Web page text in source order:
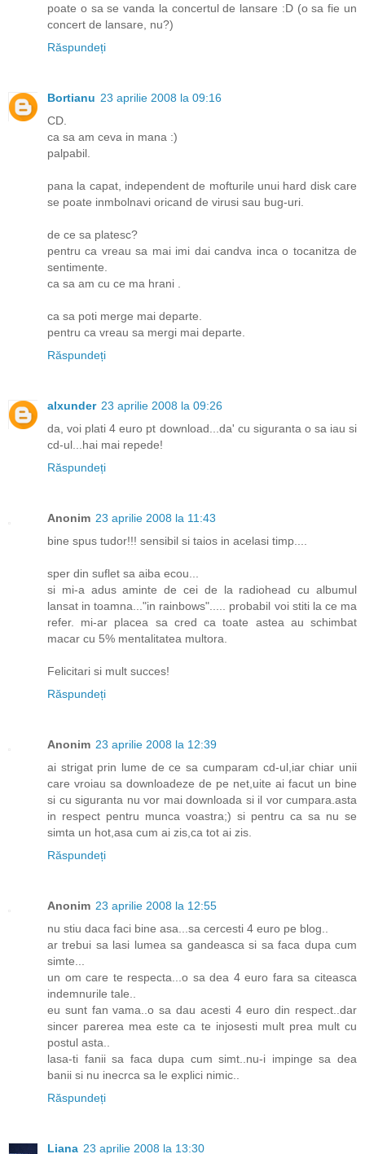
poate o sa se vanda la concertul de lansare :D (o sa fie un
concert de lansare, nu?)
Răspundeți
Bortianu 23 aprilie 2008 la 09:16
CD.
ca sa am ceva in mana :)
palpabil.
pana la capat, independent de mofturile unui hard disk care
se poate inmbolnavi oricand de virusi sau bug-uri.
de ce sa platesc?
pentru ca vreau sa mai imi dai candva inca o tocanitza de
sentimente.
ca sa am cu ce ma hrani .
ca sa poti merge mai departe.
pentru ca vreau sa mergi mai departe.
Răspundeți
alxunder 23 aprilie 2008 la 09:26
da, voi plati 4 euro pt download...da' cu siguranta o sa iau si
cd-ul...hai mai repede!
Răspundeți
Anonim 23 aprilie 2008 la 11:43
bine spus tudor!!! sensibil si taios in acelasi timp....
sper din suflet sa aiba ecou...
si mi-a adus aminte de cei de la radiohead cu albumul
lansat in toamna..."in rainbows"..... probabil voi stiti la ce ma
refer. mi-ar placea sa cred ca toate astea au schimbat
macar cu 5% mentalitatea multora.
Felicitari si mult succes!
Răspundeți
Anonim 23 aprilie 2008 la 12:39
ai strigat prin lume de ce sa cumparam cd-ul,iar chiar unii
care vroiau sa downloadeze de pe net,uite ai facut un bine
si cu siguranta nu vor mai downloada si il vor cumpara.asta
in respect pentru munca voastra;) si pentru ca sa nu se
simta un hot,asa cum ai zis,ca tot ai zis.
Răspundeți
Anonim 23 aprilie 2008 la 12:55
nu stiu daca faci bine asa...sa cercesti 4 euro pe blog..
ar trebui sa lasi lumea sa gandeasca si sa faca dupa cum
simte...
un om care te respecta...o sa dea 4 euro fara sa citeasca
indemnurile tale..
eu sunt fan vama..o sa dau acesti 4 euro din respect..dar
sincer parerea mea este ca te injosesti mult prea mult cu
postul asta..
lasa-ti fanii sa faca dupa cum simt..nu-i impinge sa dea
banii si nu inecrca sa le explici nimic..
Răspundeți
Liana 23 aprilie 2008 la 13:30